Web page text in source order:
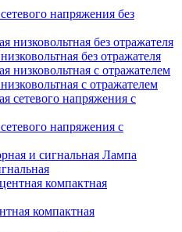
напряжения без
без отражателя
с отражателем
напряжения с
Лампа
компактная